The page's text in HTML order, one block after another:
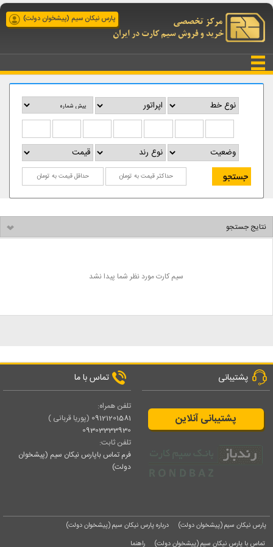
پارس نیکان سیم (پیشخوان دولت)
نتایج جستجو
سیم کارت مورد نظر شما پیدا نشد
پشتیبانی
پشتیبانی آنلاین
تماس با ما
تلفن همراه:
09121201581 (پوریا قربانی )
09303333930
تلفن ثابت:
فرم تماس باپارس نیکان سیم (پیشخوان
دولت)
پارس نیکان سیم (پیشخوان دولت)
درباره پارس نیکان سیم (پیشخوان دولت)
تماس با پارس نیکان سیم (پیشخوان دولت)
راهنما